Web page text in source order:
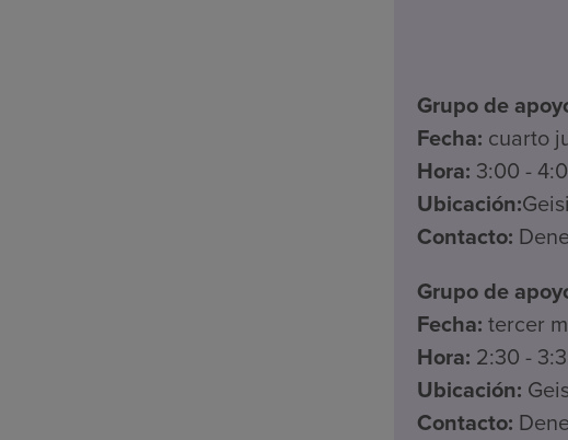
Grupo de
Fecha: cuarto
Hora: 3:00 -
Ubicación:
Contacto:
Grupo de
Fecha: tercer
Hora: 2:30 -
Ubicación:
Contacto: